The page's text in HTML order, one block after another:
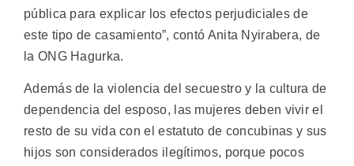
pública para explicar los efectos perjudiciales de
este tipo de casamiento”, contó Anita Nyirabera, de
la ONG Hagurka.
Además de la violencia del secuestro y la cultura de
dependencia del esposo, las mujeres deben vivir el
resto de su vida con el estatuto de concubinas y sus
hijos son considerados ilegítimos, porque pocos